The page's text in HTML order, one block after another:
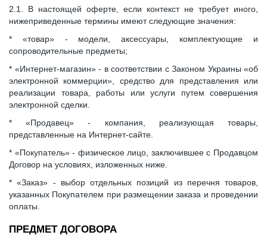
2.1. В настоящей оферте, если контекст не требует иного,
нижеприведенные термины имеют следующие значения:
* «товар» - модели, аксессуары, комплектующие и
сопроводительные предметы;
* «Интернет-магазин» - в соответствии с Законом Украины «об
электронной коммерции», средство для представления или
реализации товара, работы или услуги путем совершения
электронной сделки.
* «Продавец» - компания, реализующая товары,
представленные на Интернет-сайте.
* «Покупатель» - физическое лицо, заключившее с Продавцом
Договор на условиях, изложенных ниже.
* «Заказ» - выбор отдельных позиций из перечня товаров,
указанных Покупателем при размещении заказа и проведении
оплаты.
ПРЕДМЕТ ДОГОВОРА